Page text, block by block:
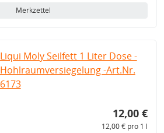
Merkzettel
Liqui Moly Seilfett 1 Liter Dose -
Hohlraumversiegelung -Art.Nr.
6173
12,00 €
12,00 € pro 1 l